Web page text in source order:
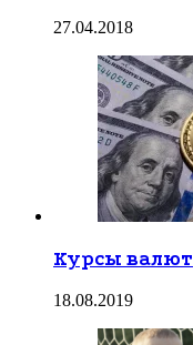
27.04.2018
Курсы валют
18.08.2019